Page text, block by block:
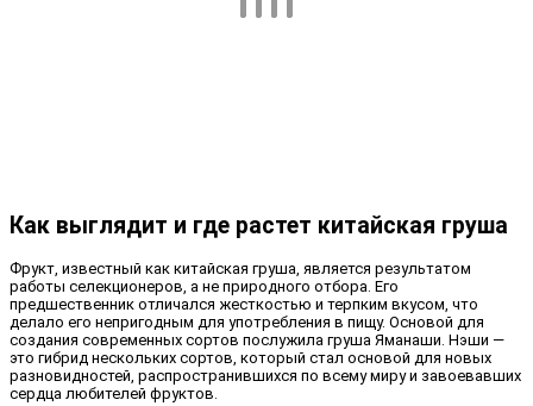
Как выглядит и где растет китайская груша
Фрукт, известный как китайская груша, является результатом
работы селекционеров, а не природного отбора. Его
предшественник отличался жесткостью и терпким вкусом, что
делало его непригодным для употребления в пищу. Основой для
создания современных сортов послужила груша Яманаши. Нэши —
это гибрид нескольких сортов, который стал основой для новых
разновидностей, распространившихся по всему миру и завоевавших
сердца любителей фруктов.